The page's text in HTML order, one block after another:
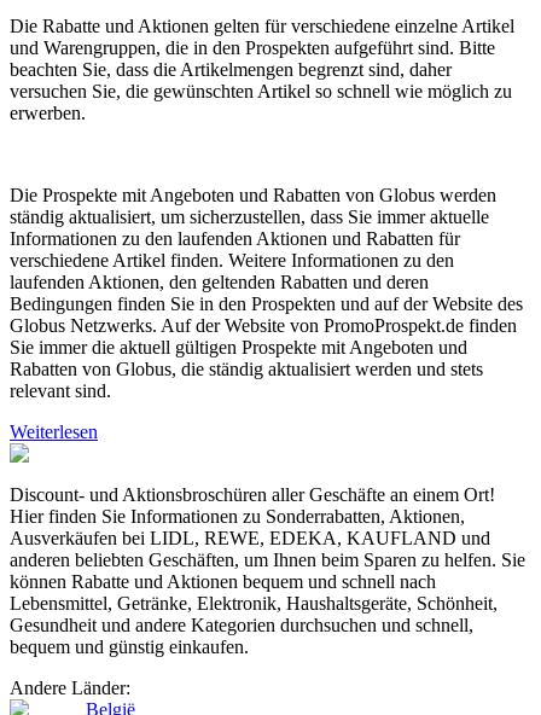
Die Rabatte und Aktionen gelten für verschiedene einzelne Artikel
und Warengruppen, die in den Prospekten aufgeführt sind. Bitte
beachten Sie, dass die Artikelmengen begrenzt sind, daher
versuchen Sie, die gewünschten Artikel so schnell wie möglich zu
erwerben.
Die Prospekte mit Angeboten und Rabatten von Globus werden
ständig aktualisiert, um sicherzustellen, dass Sie immer aktuelle
Informationen zu den laufenden Aktionen und Rabatten für
verschiedene Artikel finden. Weitere Informationen zu den
laufenden Aktionen, den geltenden Rabatten und deren
Bedingungen finden Sie in den Prospekten und auf der Website des
Globus Netzwerks. Auf der Website von PromoProspekt.de finden
Sie immer die aktuell gültigen Prospekte mit Angeboten und
Rabatten von Globus, die ständig aktualisiert werden und stets
relevant sind.
Weiterlesen
Discount- und Aktionsbroschüren aller Geschäfte an einem Ort!
Hier finden Sie Informationen zu Sonderrabatten, Aktionen,
Ausverkäufen bei LIDL, REWE, EDEKA, KAUFLAND und
anderen beliebten Geschäften, um Ihnen beim Sparen zu helfen. Sie
können Rabatte und Aktionen bequem und schnell nach
Lebensmittel, Getränke, Elektronik, Haushaltsgeräte, Schönheit,
Gesundheit und andere Kategorien durchsuchen und schnell,
bequem und günstig einkaufen.
Andere Länder:
België